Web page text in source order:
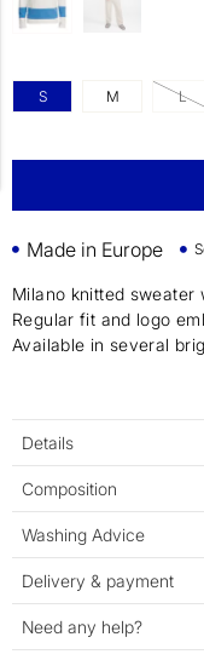
S M L
Made in Europe
Milano knitted sweater
Regular fit and logo
Available in several
Details
Composition
Washing Advice
Delivery & payment
Need any help?